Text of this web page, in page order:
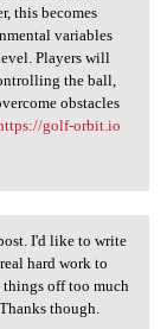
this becomes
variables
Players will
the ball,
obstacles
golf-orbit.io
cool
I'd like to write
hard work to
things off too much
though.